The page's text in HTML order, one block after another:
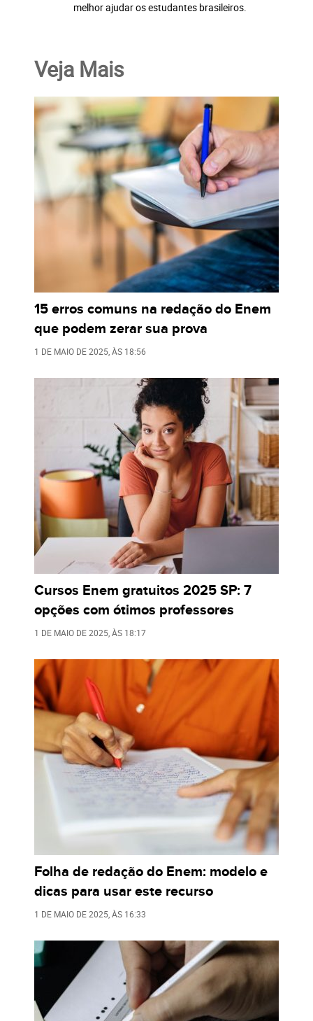
melhor ajudar os estudantes brasileiros.
Veja Mais
15 erros comuns na redação do Enem
que podem zerar sua prova
1 DE MAIO DE 2025 , ÀS 18:56
Cursos Enem gratuitos 2025 SP: 7
opções com ótimos professores
1 DE MAIO DE 2025 , ÀS 18:17
Folha de redação do Enem: modelo e
dicas para usar este recurso
1 DE MAIO DE 2025 , ÀS 16:33